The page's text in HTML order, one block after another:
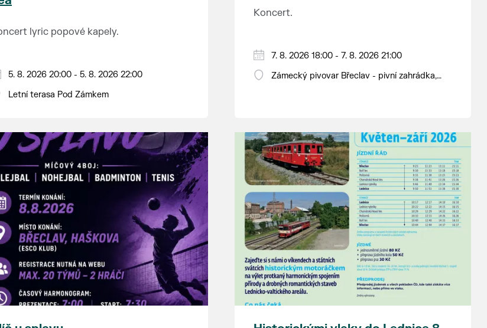
lyric popové kapely.
5. 8. 2026 20:00 - 5. 8. 2026 22:00
Letní terasa Pod Zámkem
Koncert.
7. 8. 2026 18:00 - 7. 8. 2026 21:00
Zámecký pivovar Břeclav - pivní zahrádka,